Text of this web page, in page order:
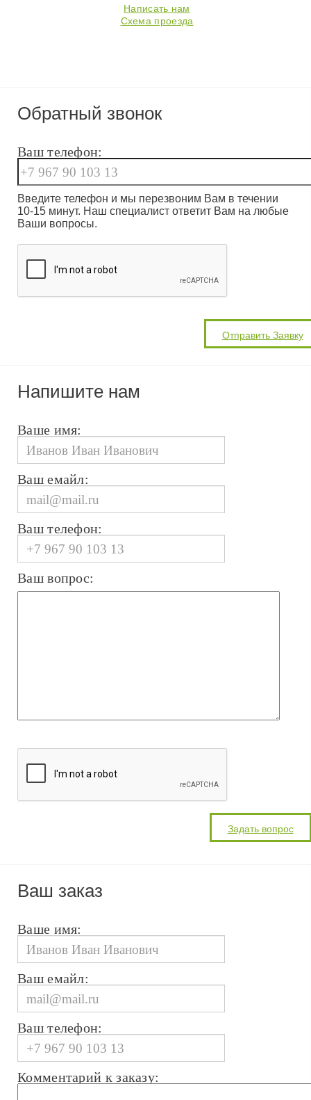
Написать нам
Схема проезда
Обратный звонок
Ваш телефон:
Введите телефон и мы перезвоним Вам в течении
10-15 минут. Наш специалист ответит Вам на любые
Ваши вопросы.
Напишите нам
Ваше имя:
Ваш емайл:
Ваш телефон:
Ваш вопрос:
Ваш заказ
Ваше имя:
Ваш емайл:
Ваш телефон:
Комментарий к заказу: